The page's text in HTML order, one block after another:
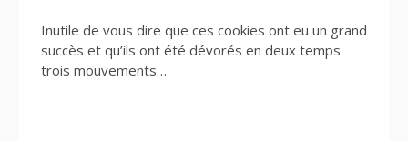
Inutile de vous dire que ces cookies ont eu un grand
succès et qu’ils ont été dévorés en deux temps
trois mouvements…